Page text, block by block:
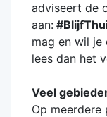
adviseert de
aan:
mag en wil
lees dan het
Veel
Op meerdere